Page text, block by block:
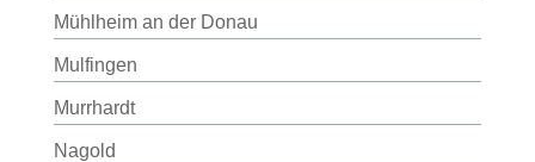
Mühlheim an der Donau
Mulfingen
Murrhardt
Nagold